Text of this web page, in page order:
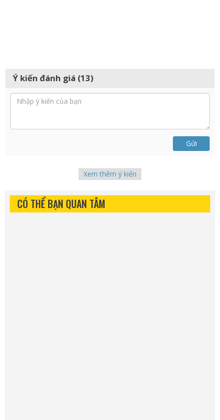
Ý kiến đánh giá (13)
Gửi
Xem thêm ý kiến
CÓ THỂ BẠN QUAN TÂM